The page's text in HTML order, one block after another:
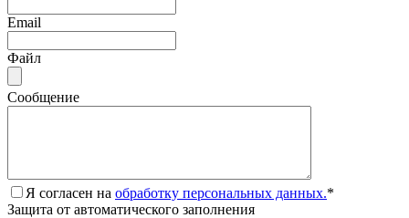
Email
Файл
Сообщение
Я согласен на обработку персональных данных.*
Защита от автоматического заполнения